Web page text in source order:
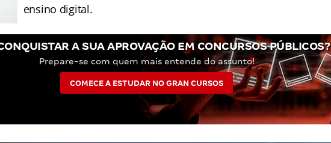
ensino digital.
A SUA APROVAÇÃO EM CONCURSOS PÚBLICOS?
Prepare-se com quem mais entende do assunto!
COMECE A ESTUDAR NO GRAN CURSOS